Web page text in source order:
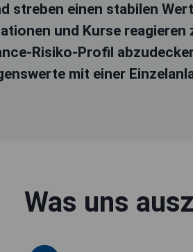
streben einen stabilen
und Kurse
Risiko-Profil
mit einer
Was uns